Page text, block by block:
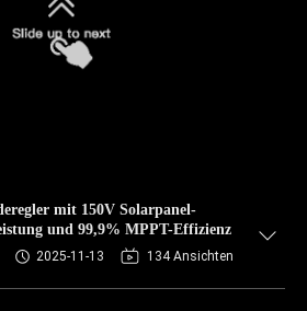
mit 150V Solarpanel-
und 99,9% MPPT-Effizienz
2025-11-13 134 Ansichten